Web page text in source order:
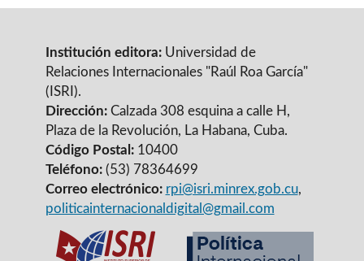
Institución editora:Universidad de
Relaciones Internacionales "Raúl Roa García"
(ISRI).
Dirección:Calzada 308 esquina a calle H,
Plaza de la Revolución, La Habana, Cuba.
Código Postal:10400
Teléfono:(53) 78364699
Correo electrónico: rpi@isri.minrex.gob.cu,
politicainternacionaldigital@gmail.com